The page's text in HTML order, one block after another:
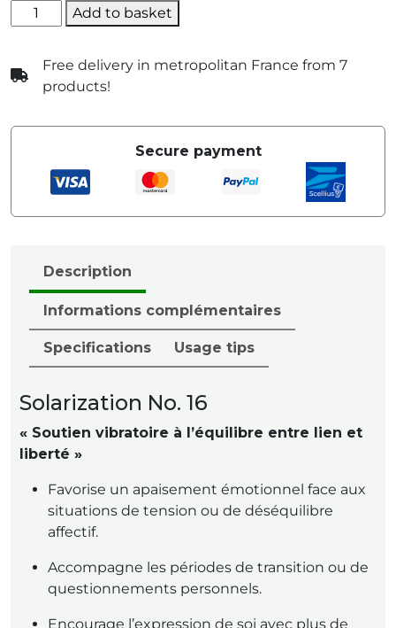
quantité
de
Add to basket
Free delivery in metropolitan France from 7
products!
Secure payment
Description
Informations complémentaires
Specifications Usage tips
Solarization No. 16
« Soutien vibratoire à l’équilibre entre lien et
liberté »
Favorise un apaisement émotionnel face aux
situations de tension ou de déséquilibre
affectif.
Accompagne les périodes de transition ou de
questionnements personnels.
Encourage l’expression de soi avec plus de